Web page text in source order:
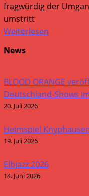
fragwürdig der
umstritt
Weiterlesen
News
BLOOD ORANGE
Deutschland-Shows
20. Juli 2026
Heimspiel
19. Juli 2026
Elbjazz 2026
14. Juni 2026